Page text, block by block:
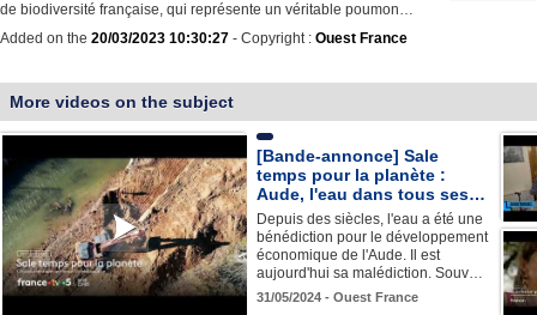
de biodiversité française, qui représente un véritable poumon…
Added on the 20/03/2023 10:30:27 - Copyright : Ouest France
More videos on the subject
[Bande-annonce] Sale
temps pour la planète :
Aude, l'eau dans tous ses…
Depuis des siècles, l'eau a été une
bénédiction pour le développement
économique de l'Aude. Il est
aujourd'hui sa malédiction. Souv…
31/05/2024 - Ouest France